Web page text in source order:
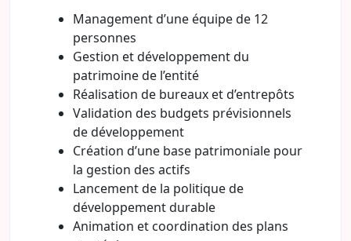
Management d’une équipe de 12
personnes
Gestion et développement du
patrimoine de l’entité
Réalisation de bureaux et d’entrepôts
Validation des budgets prévisionnels
de développement
Création d’une base patrimoniale pour
la gestion des actifs
Lancement de la politique de
développement durable
Animation et coordination des plans